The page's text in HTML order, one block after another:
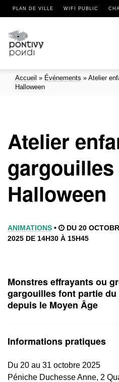
PLAN DE VILLE WIFI PUBLIC
Accueil » Événements » Atelier
Halloween
Atelier
gargouilles
Halloween
ANIMATIONS •
DU 20
2025 DE 14H30 À 15H45
Monstres effrayants ou
gargouilles font partie
depuis le Moyen Âge
Informations pratiques
Du 20 au 31 octobre 2025
Péniche Duchesse Anne, 2